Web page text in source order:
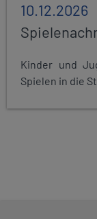
10.12.2026
Kinder und
Spielen in die